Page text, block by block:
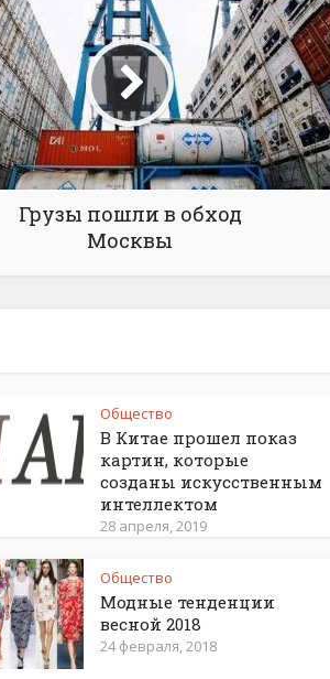
Грузы пошли в обход
Москвы
Общество
В Китае прошел показ
картин, которые
созданы искусственным
интеллектом
28 апреля, 2019
Общество
Модные тенденции
весной 2018
24 февраля, 2018